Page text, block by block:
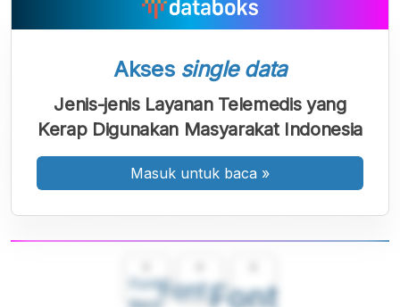
FontFontFont
Akses single data
Jenis-jenis Layanan Telemedis yang
Kerap Digunakan Masyarakat Indonesia
Masuk untuk baca »